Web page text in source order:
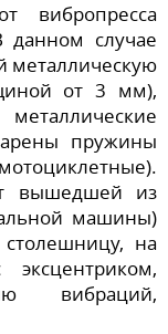
вибропресса
случае
металлическую
от 3 мм),
пружины
вышедшей из
машины)
на
вибраций,